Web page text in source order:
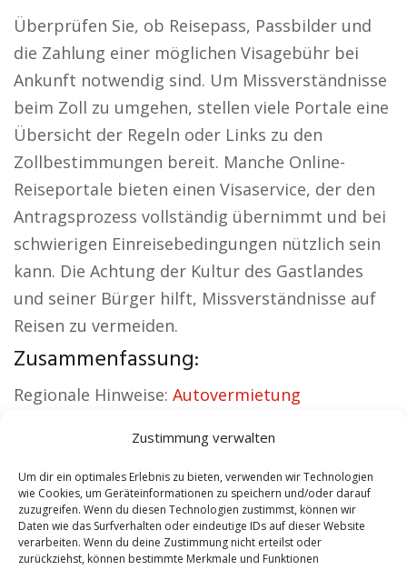
Zustimmung verwalten
Um dir ein optimales Erlebnis zu bieten, verwenden wir Technologien
wie Cookies, um Geräteinformationen zu speichern und/oder darauf
zuzugreifen. Wenn du diesen Technologien zustimmst, können wir
Daten wie das Surfverhalten oder eindeutige IDs auf dieser Website
verarbeiten. Wenn du deine Zustimmung nicht erteilst oder
zurückziehst, können bestimmte Merkmale und Funktionen
Überprüfen Sie, ob Reisepass, Passbilder und
die Zahlung einer möglichen Visagebühr bei
Ankunft notwendig sind. Um Missverständnisse
beim Zoll zu umgehen, stellen viele Portale eine
Übersicht der Regeln oder Links zu den
Zollbestimmungen bereit. Manche Online-
Reiseportale bieten einen Visaservice, der den
Antragsprozess vollständig übernimmt und bei
schwierigen Einreisebedingungen nützlich sein
kann. Die Achtung der Kultur des Gastlandes
und seiner Bürger hilft, Missverständnisse auf
Reisen zu vermeiden.
Zusammenfassung:
Regionale Hinweise: Autovermietung
Versicherung Hachenburg|Hundeschule
Hachenburg|Schamane Hachenburg|
Reisebüro Hachenburg
Contents [show]